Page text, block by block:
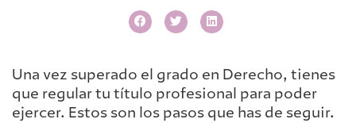
Una vez superado el grado en Derecho, tienes
que regular tu título profesional para poder
ejercer. Estos son los pasos que has de seguir.